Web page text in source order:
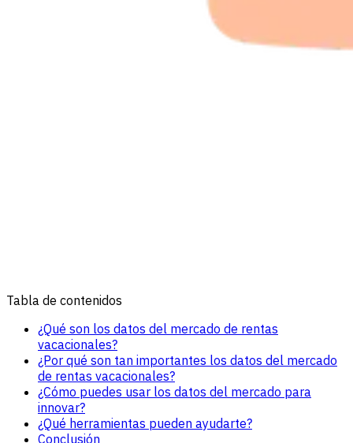
Tabla de contenidos
¿Qué son los datos del mercado de rentas
vacacionales?
¿Por qué son tan importantes los datos del mercado
de rentas vacacionales?
¿Cómo puedes usar los datos del mercado para
innovar?
¿Qué herramientas pueden ayudarte?
Conclusión